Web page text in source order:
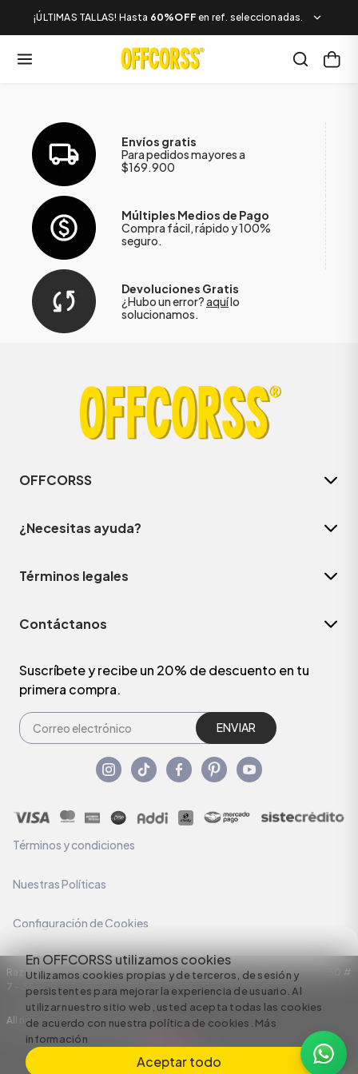
¡ÚLTIMAS TALLAS! Hasta 60%OFF en ref. seleccionadas.
En OFFCORSS utilizamos cookies
Utilizamos cookies propias y de terceros, de sesión y
persistentes para mejorar la experiencia de usuario. Al
utilizar nuestro sitio web, usted acepta todas las cookies
de acuerdo con nuestra política de cookies. Más
información
Aceptar todo
Envíos gratis
Para pedidos mayores a
$169.900
Múltiples Medios de Pago
Compra fácil, rápido y 100%
seguro.
Devoluciones Gratis
¿Hubo un error?aquílo
solucionamos.
OFFCORSS
¿Necesitas ayuda?
Términos legales
Contáctanos
Suscríbete y recibe un 20% de descuento en tu
primera compra.
ENVIAR
Términos y condiciones
Nuestras Políticas
Configuración de Cookies
Razón Social: C.I HERMECO S.A. NIT: 890924167-6 Dirección: Carrera 50 #
7 – 35
All rights reserved empowered by